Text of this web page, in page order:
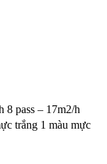
8 pass – 17m2/h
trắng 1 màu mực